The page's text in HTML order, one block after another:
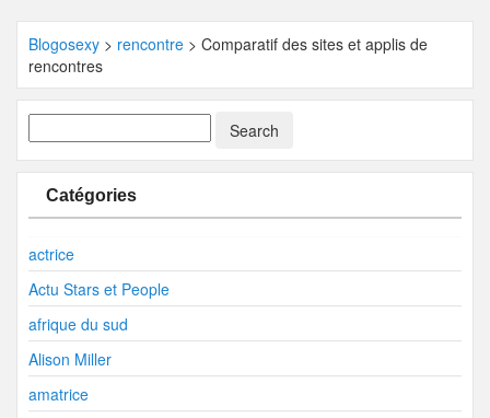
Blogosexy > rencontre > Comparatif des sites et applis de
rencontres
Catégories
actrice
Actu Stars et People
afrique du sud
Alison Miller
amatrice